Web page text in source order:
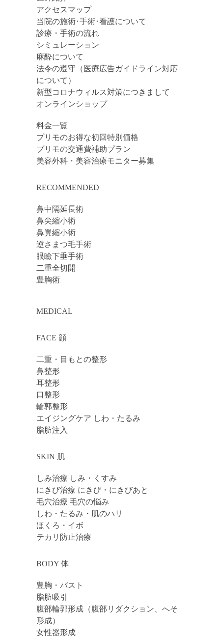
アクセスマップ
当院の施術･手術･看護について
診療・手術の流れ
シミュレーション
麻酔について
法令の遵守（医療広告ガイドライン対応
について）
新型コロナウィルス対策につきまして
オンラインショップ
料金一覧
プリモのお得な初回特別価格
プリモの交通費補助プラン
美容外科・美容治療モニター募集
RECOMMENDED
鼻中隔延長術
鼻尖縮小術
鼻翼縮小術
逆さまつ毛手術
眼瞼下垂手術
二重全切開
豊胸術
MEDICAL
FACE 顔
二重・目もとの整形
鼻整形
耳整形
口整形
輪郭整形
エイジングケア しわ・たるみ
脂肪注入
SKIN 肌
しみ治療 しみ・くすみ
にきび治療 にきび・にきびあと
毛穴治療 毛穴の悩み
しわ・たるみ・肌のハリ
ほくろ・イボ
テカリ防止治療
BODY 体
豊胸・バスト
脂肪吸引
腹部輪郭形成（腹部リダクション、へそ
形成）
女性器形成